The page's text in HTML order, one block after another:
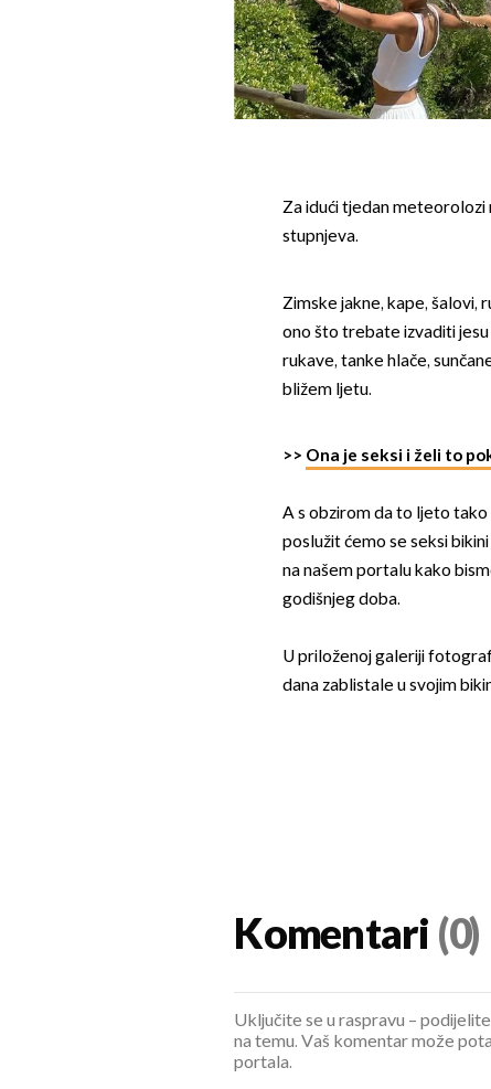
Za idući tjedan
stupnjeva.
Zimske jakne, kape, šalovi,
ono što trebate izvaditi
rukave, tanke hlače,
bližem ljetu.
>> Ona je seksi i želi to
A s obzirom da to ljeto
poslužit ćemo se seksi
na našem portalu kako
godišnjeg doba.
U priloženoj galeriji
dana zablistale u svojim
Komentari (0)
Uključite se u raspravu –
na temu. Vaš komentar može
portala.